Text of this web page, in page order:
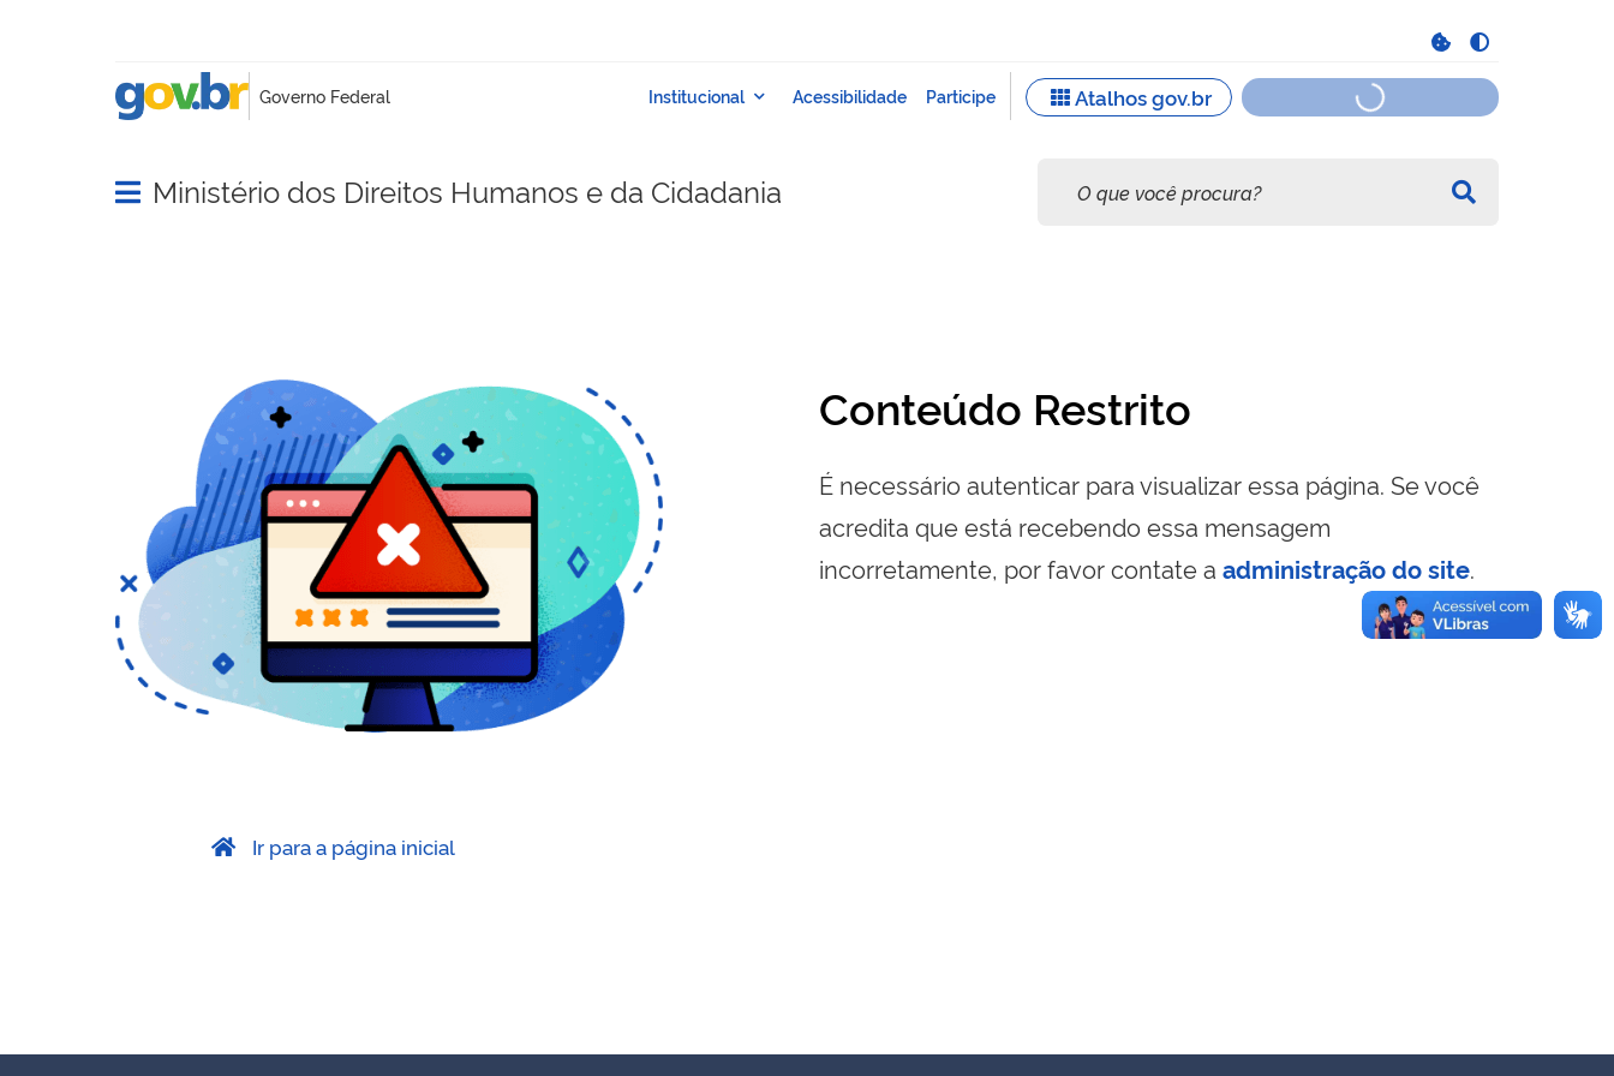
Abrir menu principal de navegação
Ministério dos Direitos Humanos e da Cidadania
Conteúdo Restrito
É necessário autenticar para visualizar essa página. Se você
acredita que está recebendo essa mensagem
incorretamente, por favor contate a administração do site.
Ir para a página inicial